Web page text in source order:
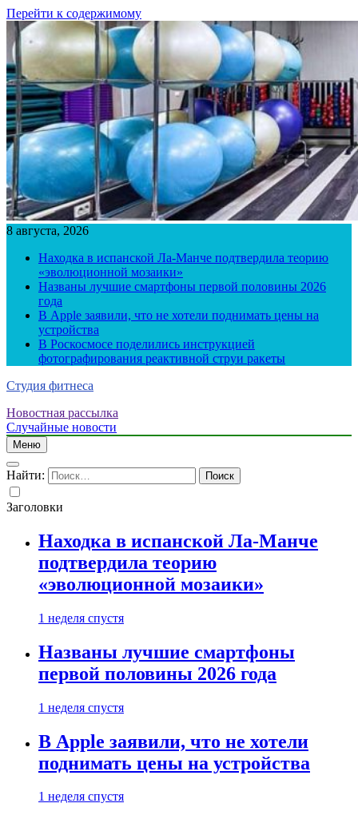
Перейти к содержимому
8 августа, 2026
Находка в испанской Ла-Манче подтвердила теорию
«эволюционной мозаики»
Названы лучшие смартфоны первой половины 2026
года
В Apple заявили, что не хотели поднимать цены на
устройства
В Роскосмосе поделились инструкцией
фотографирования реактивной струи ракеты
Студия фитнеса
Новостная рассылка
Случайные новости
Меню
Найти:
Заголовки
Находка в испанской Ла-Манче
подтвердила теорию
«эволюционной мозаики»
1 неделя спустя
Названы лучшие смартфоны
первой половины 2026 года
1 неделя спустя
В Apple заявили, что не хотели
поднимать цены на устройства
1 неделя спустя